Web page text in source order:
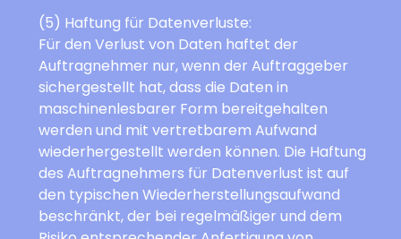
(5) Haftung für Datenverluste:
Für den Verlust von Daten haftet der
Auftragnehmer nur, wenn der Auftraggeber
sichergestellt hat, dass die Daten in
maschinenlesbarer Form bereitgehalten
werden und mit vertretbarem Aufwand
wiederhergestellt werden können. Die Haftung
des Auftragnehmers für Datenverlust ist auf
den typischen Wiederherstellungsaufwand
beschränkt, der bei regelmäßiger und dem